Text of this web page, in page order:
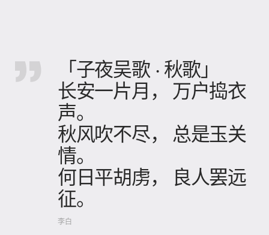
「子夜吴歌 · 秋歌」
长安一片月， 万户捣衣
声。
秋风吹不尽， 总是玉关
情。
何日平胡虏， 良人罢远
征。
李白